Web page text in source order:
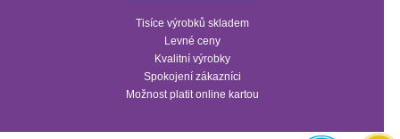
Tisíce výrobků skladem
Levné ceny
Kvalitní výrobky
Spokojení zákazníci
Možnost platit online kartou